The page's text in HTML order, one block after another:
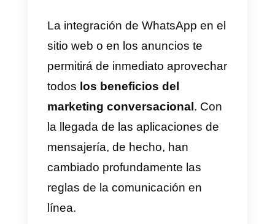
Muchos han empezado a dar los
primeros pasos, creando
anuncios y patrocinios
ofrecer sus productos o servicios
a través de la famosa red social
marca Zuckerberg. Esto, sin
embargo, ha incrementado
exponencialmente la